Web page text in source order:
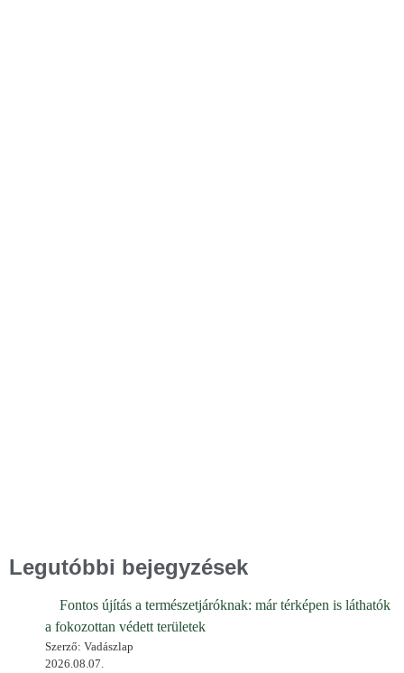
Legutóbbi bejegyzések
Fontos újítás a természetjáróknak: már térképen is láthatók
a fokozottan védett területek
Szerző: Vadászlap
2026.08.07.